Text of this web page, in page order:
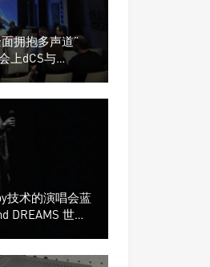
拥抱多声道”
上dCS与
演示系统
技术的演唱会蓝
DREAMS 世界